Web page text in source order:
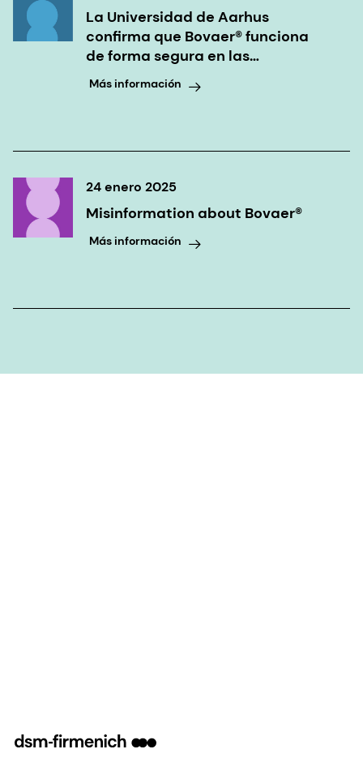
La Universidad de Aarhus
confirma que Bovaer® funciona
de forma segura en las
explotaciones lecheras danesas
Más información
24 enero 2025
Misinformation about Bovaer®
Más información